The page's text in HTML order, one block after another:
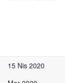
15 Nis 2020